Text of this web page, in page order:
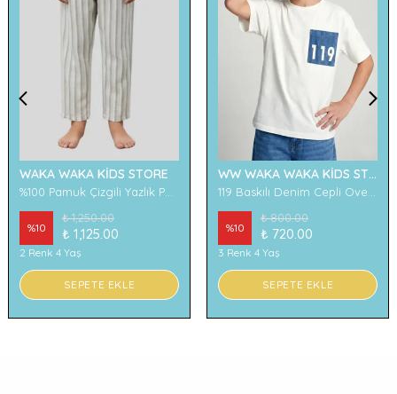
WAKA WAKA KİDS STORE
%10
₺ 1,250.00
₺ 1,125.00
2 Renk 4 Yaş
SEPETE EKLE
WW WAKA WAKA KİDS STORE
%10
₺ 800.00
₺ 720.00
3 Renk 4 Yaş
SEPETE EKLE